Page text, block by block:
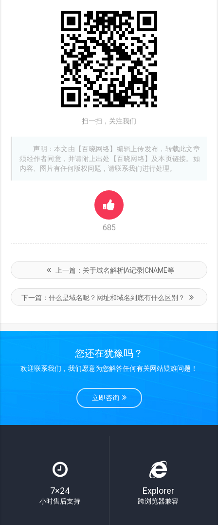
扫一扫，关注我们
声明：本文由【百晓网络】编辑上传发布，转载此文章
须经作者同意，并请附上出处【百晓网络】及本页链接。如
内容、图片有任何版权问题，请联系我们进行处理。
685
上一篇： 关于域名解析|A记录|CNAME等
下一篇：什么是域名呢？网址和域名到底有什么区别？
您还在犹豫吗？
欢迎联系我们，我们愿意为您解答任何有关网站疑难问题！
立即咨询
7×24
小时售后支持
Explorer
跨浏览器兼容